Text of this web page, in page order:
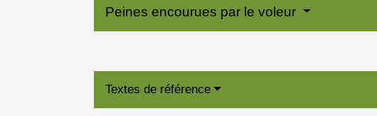
Peines encourues par le voleur
Textes de référence